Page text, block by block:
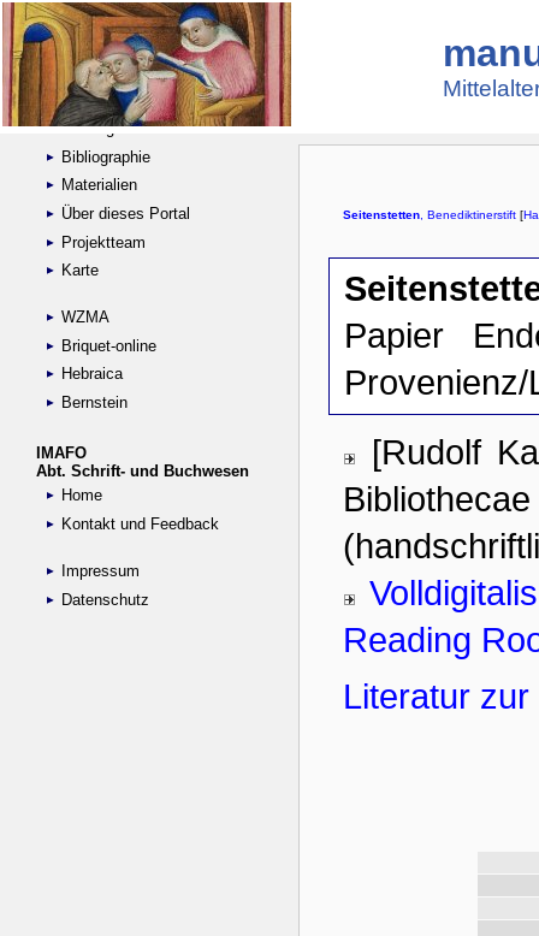
Suche
Handschriftensammlungen
Digitalisierte Handschriften
Kataloge
Bibliographie
Materialien
Über dieses Portal
Projektteam
Karte
WZMA
Briquet-online
Hebraica
Bernstein
IMAFO
Abt. Schrift- und Buchwesen
Home
Kontakt und Feedback
Impressum
Datenschutz